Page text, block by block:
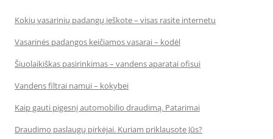
Kokių vasarinių padangų ieškote – visas rasite internetu
Vasarinės padangos keičiamos vasarai – kodėl
Šiuolaikiškas pasirinkimas – vandens aparatai ofisui
Vandens filtrai namui – kokybei
Kaip gauti pigesnį automobilio draudimą. Patarimai
Draudimo paslaugų pirkėjai. Kuriam priklausote Jūs?